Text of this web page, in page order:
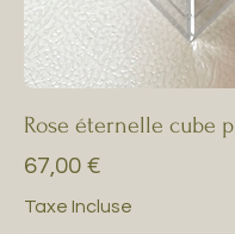
Rose éternelle cube
Prix
67,00 €
Taxe Incluse